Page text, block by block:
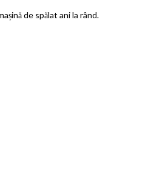
de spălat ani la rând.